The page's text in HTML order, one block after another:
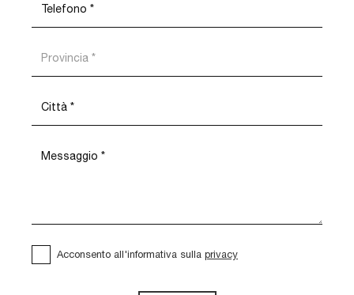
Acconsento all'informativa sulla privacy